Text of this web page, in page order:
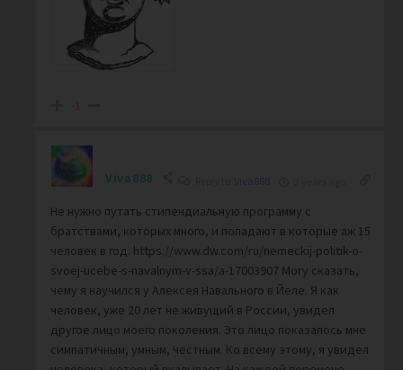
-1
Viva888 Viva888
Не нужно путать стипендиальную программу с
братствами, которых много, и попадают в которые аж 15
человек в год. https://www.dw.com/ru/nemeckij-politik-o-
svoej-ucebe-s-navalnym-v-ssa/a-17003907 Могу сказать,
чему я научился у Алексея Навального в Йеле. Я как
человек, уже 20 лет не живущий в России, увидел
другое лицо моего поколения. Это лицо показалось мне
симпатичным, умным, честным. Ко всему этому, я увидел